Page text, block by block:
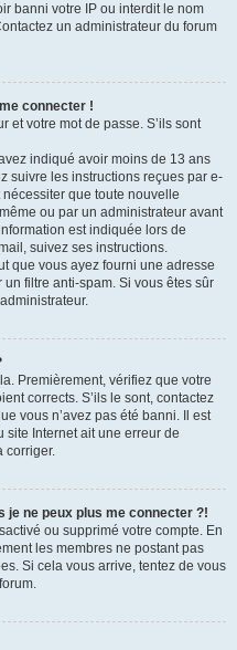
banni votre IP ou interdit le nom
un administrateur du forum
connecter !
et votre mot de passe. S’ils sont
indiqué avoir moins de 13 ans
suivre les instructions reçues par e-
que toute nouvelle
ou par un administrateur avant
est indiquée lors de
suivez ses instructions.
que vous ayez fourni une adresse
filtre anti-spam. Si vous êtes sûr
Premièrement, vérifiez que votre
corrects. S’ils le sont, contactez
vous n’avez pas été banni. Il est
Internet ait une erreur de
corriger.
je ne peux plus me connecter ?!
ou supprimé votre compte. En
les membres ne postant pas
Si cela vous arrive, tentez de vous